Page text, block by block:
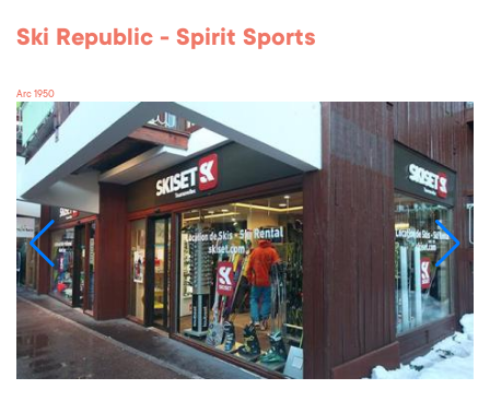
Ski Republic - Spirit Sports
Arc 1950